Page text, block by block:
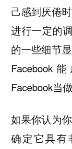
己感到厌倦
进行一定的
的一些细节
Facebook
Facebook当
如果你认为
确定它具有